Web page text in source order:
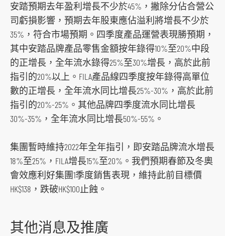
a
l
e
d
i
a
t
f
安踏預期去年盈利增長不少於45%，撇除分佔合營公
司虧損影響，預期去年股東應佔溢利將增長不少於
35%，符合市場預期。四季度產品運營表現勝預期，
其中安踏品牌產品零售金額按年錄得10%至20%中段
的正增長，全年流水錄得25%至30%增長，高於此前
指引的20%以上。FILA產品線四季度按年錄得高單位
數的正增長，全年流水同比增長25%-30%，高於此前
指引的20%-25%。其他品牌四季度流水同比增長
30%-35%，全年流水同比增長50%-55%。
集團暫時維持2022年全年指引，即安踏品牌流水增長
18%至25%，FILA增長15%至20%。我們預期春節及冬奧
會效應利好集團1季度銷售表現，維持此前目標價
HK$138，跌破HK$100止蝕。
其他消息及推廣